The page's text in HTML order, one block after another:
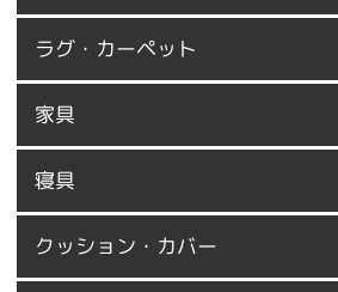
ラグ・カーペット
家具
寝具
クッション・カバー